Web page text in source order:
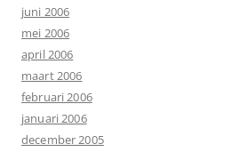
juni 2006
mei 2006
april 2006
maart 2006
februari 2006
januari 2006
december 2005